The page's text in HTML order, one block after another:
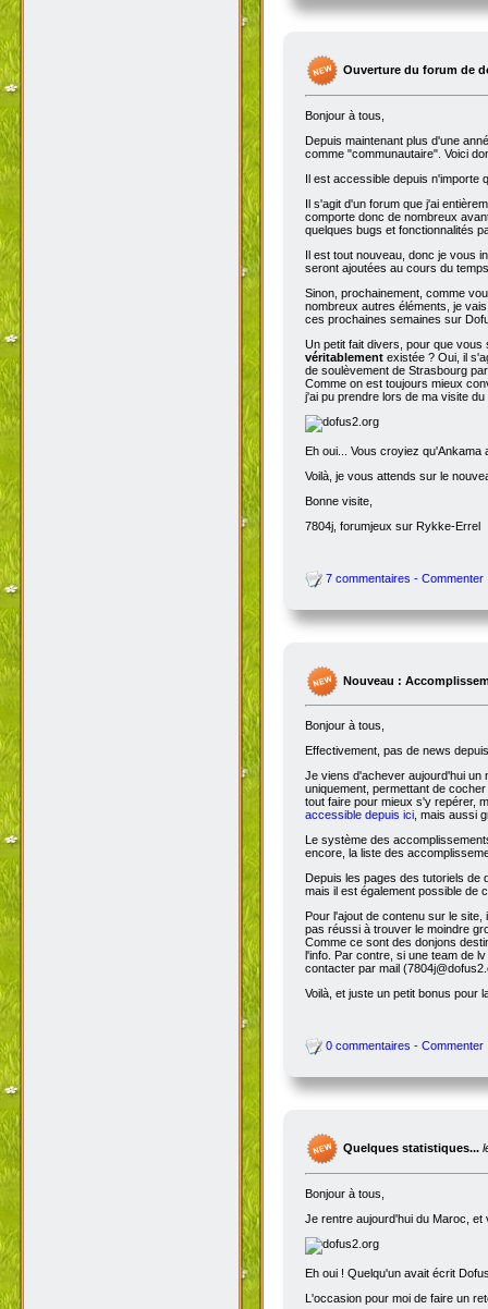
Ouverture du forum de
Bonjour à tous,
Depuis maintenant plus d'une
comme "communautaire". Voici
Il est accessible depuis n'importe
Il s'agit d'un forum que j'ai
comporte donc de nombreux
quelques bugs et fonctionnalités
Il est tout nouveau, donc je vous
seront ajoutées au cours du
Sinon, prochainement, comme
nombreux autres éléments, je
ces prochaines semaines sur
Un petit fait divers, pour que vous
véritablement existée ? Oui, il
de soulèvement de Strasbourg
Comme on est toujours mieux
j'ai pu prendre lors de ma visite
Eh oui... Vous croyiez
Voilà, je vous attends sur le
Bonne visite,
7804j, forumjeux sur Rykke-Errel
7 commentaires - Commenter
Nouveau :
Bonjour à tous,
Effectivement, pas de news
Je viens d'achever aujourd'hui
uniquement, permettant de
tout faire pour mieux s'y repérer,
accessible depuis ici, mais aussi
Le système des
encore, la liste des
Depuis les pages des tutoriels de
mais il est également possible de
Pour l'ajout de contenu sur le
pas réussi à trouver le moindre
Comme ce sont des donjons
l'info. Par contre, si une team de
contacter par mail
Voilà, et juste un petit bonus pour
0 commentaires - Commenter
Quelques statistiques...
Bonjour à tous,
Je rentre aujourd'hui du Maroc, et
Eh oui ! Quelqu'un avait écrit
L'occasion pour moi de faire un